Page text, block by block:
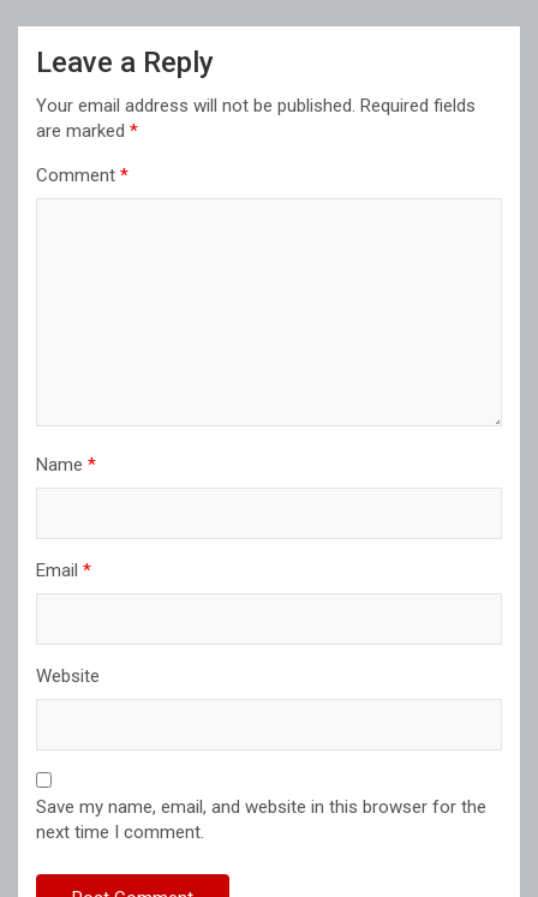
Leave a Reply
Your email address will not be published. Required fields
are marked *
Comment *
Name *
Email *
Website
Save my name, email, and website in this browser for the
next time I comment.